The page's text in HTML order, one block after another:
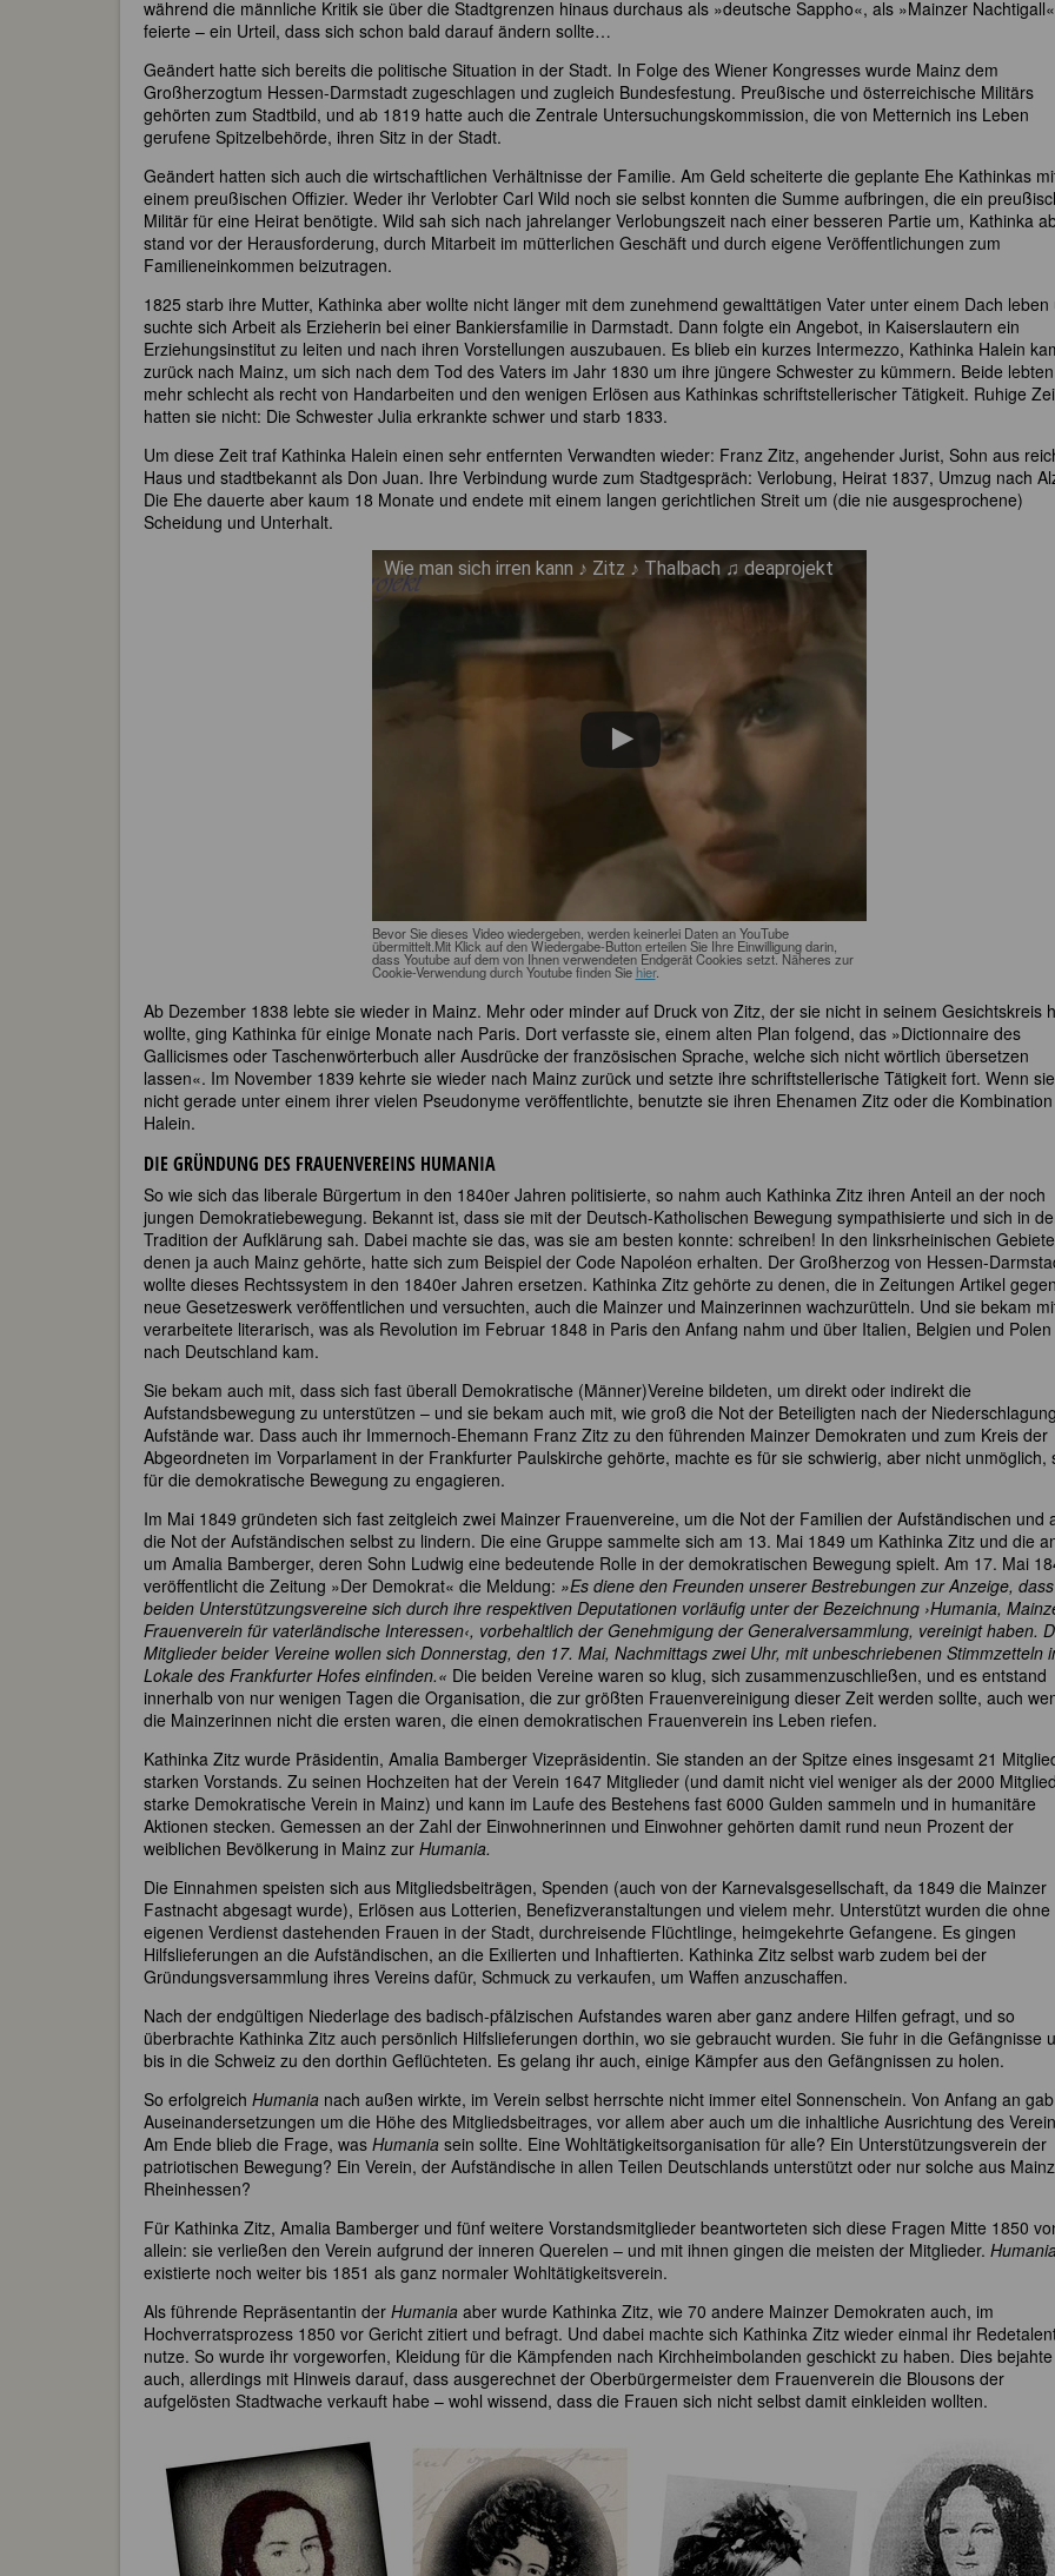
während die männliche Kritik sie über die Stadtgrenzen hinaus durchaus als »deutsche Sappho«, als »Mainzer
feierte – ein Urteil, dass sich schon bald darauf ändern sollte…
Geändert hatte sich bereits die politische Situation in der Stadt. In Folge des Wiener Kongresses wurde Mainz dem
Großherzogtum Hessen-Darmstadt zugeschlagen und zugleich Bundesfestung. Preußische und österreichische Militärs
gehörten zum Stadtbild, und ab 1819 hatte auch die Zentrale Untersuchungskommission, die von Metternich ins Leben
gerufene Spitzelbehörde, ihren Sitz in der Stadt.
Geändert hatten sich auch die wirtschaftlichen Verhältnisse der Familie. Am Geld scheiterte die geplante Ehe Kathinkas
einem preußischen Offizier. Weder ihr Verlobter Carl Wild noch sie selbst konnten die Summe aufbringen, die ein
Militär für eine Heirat benötigte. Wild sah sich nach jahrelanger Verlobungszeit nach einer besseren Partie um, Kathinka
stand vor der Herausforderung, durch Mitarbeit im mütterlichen Geschäft und durch eigene Veröffentlichungen zum
Familieneinkommen beizutragen.
1825 starb ihre Mutter, Kathinka aber wollte nicht länger mit dem zunehmend gewalttätigen Vater unter einem Dach leben
suchte sich Arbeit als Erzieherin bei einer Bankiersfamilie in Darmstadt. Dann folgte ein Angebot, in Kaiserslautern ein
Erziehungsinstitut zu leiten und nach ihren Vorstellungen auszubauen. Es blieb ein kurzes Intermezzo, Kathinka Halein
zurück nach Mainz, um sich nach dem Tod des Vaters im Jahr 1830 um ihre jüngere Schwester zu kümmern. Beide lebten
mehr schlecht als recht von Handarbeiten und den wenigen Erlösen aus Kathinkas schriftstellerischer Tätigkeit. Ruhige
hatten sie nicht: Die Schwester Julia erkrankte schwer und starb 1833.
Um diese Zeit traf Kathinka Halein einen sehr entfernten Verwandten wieder: Franz Zitz, angehender Jurist, Sohn aus
Haus und stadtbekannt als Don Juan. Ihre Verbindung wurde zum Stadtgespräch: Verlobung, Heirat 1837, Umzug nach
Die Ehe dauerte aber kaum 18 Monate und endete mit einem langen gerichtlichen Streit um (die nie ausgesprochene)
Scheidung und Unterhalt.
Wie man sich irren kann ♪ Zitz ♪ Thalbach ♫ deaprojekt
Bevor Sie dieses Video wiedergeben, werden keinerlei Daten an YouTube
übermittelt.Mit Klick auf den Wiedergabe-Button erteilen Sie Ihre Einwilligung darin,
dass Youtube auf dem von Ihnen verwendeten Endgerät Cookies setzt. Näheres zur
Cookie-Verwendung durch Youtube finden Siehier.
Ab Dezember 1838 lebte sie wieder in Mainz. Mehr oder minder auf Druck von Zitz, der sie nicht in seinem Gesichtskreis
wollte, ging Kathinka für einige Monate nach Paris. Dort verfasste sie, einem alten Plan folgend, das »Dictionnaire des
Gallicismes oder Taschenwörterbuch aller Ausdrücke der französischen Sprache, welche sich nicht wörtlich übersetzen
lassen«. Im November 1839 kehrte sie wieder nach Mainz zurück und setzte ihre schriftstellerische Tätigkeit fort. Wenn sie
nicht gerade unter einem ihrer vielen Pseudonyme veröffentlichte, benutzte sie ihren Ehenamen Zitz oder die
Halein.
DIE GRÜNDUNG DES FRAUENVEREINS HUMANIA
So wie sich das liberale Bürgertum in den 1840er Jahren politisierte, so nahm auch Kathinka Zitz ihren Anteil an der noch
jungen Demokratiebewegung. Bekannt ist, dass sie mit der Deutsch-Katholischen Bewegung sympathisierte und sich in
Tradition der Aufklärung sah. Dabei machte sie das, was sie am besten konnte: schreiben! In den linksrheinischen
denen ja auch Mainz gehörte, hatte sich zum Beispiel der Code Napoléon erhalten. Der Großherzog von Hessen-
wollte dieses Rechtssystem in den 1840er Jahren ersetzen. Kathinka Zitz gehörte zu denen, die in Zeitungen Artikel
neue Gesetzeswerk veröffentlichen und versuchten, auch die Mainzer und Mainzerinnen wachzurütteln. Und sie bekam
verarbeitete literarisch, was als Revolution im Februar 1848 in Paris den Anfang nahm und über Italien, Belgien und
nach Deutschland kam.
Sie bekam auch mit, dass sich fast überall Demokratische (Männer)Vereine bildeten, um direkt oder indirekt die
Aufstandsbewegung zu unterstützen – und sie bekam auch mit, wie groß die Not der Beteiligten nach der
Aufstände war. Dass auch ihr Immernoch-Ehemann Franz Zitz zu den führenden Mainzer Demokraten und zum Kreis der
Abgeordneten im Vorparlament in der Frankfurter Paulskirche gehörte, machte es für sie schwierig, aber nicht unmöglich,
für die demokratische Bewegung zu engagieren.
Im Mai 1849 gründeten sich fast zeitgleich zwei Mainzer Frauenvereine, um die Not der Familien der Aufständischen und
die Not der Aufständischen selbst zu lindern. Die eine Gruppe sammelte sich am 13. Mai 1849 um Kathinka Zitz und die
um Amalia Bamberger, deren Sohn Ludwig eine bedeutende Rolle in der demokratischen Bewegung spielt. Am 17. Mai
veröffentlicht die Zeitung »Der Demokrat« die Meldung: »Es diene den Freunden unserer Bestrebungen zur Anzeige,
beiden Unterstützungsvereine sich durch ihre respektiven Deputationen vorläufig unter der Bezeichnung ›Humania,
Frauenverein für vaterländische Interessen‹, vorbehaltlich der Genehmigung der Generalversammlung, vereinigt haben.
Mitglieder beider Vereine wollen sich Donnerstag, den 17. Mai, Nachmittags zwei Uhr, mit unbeschriebenen Stimmzetteln
Lokale des Frankfurter Hofes einfinden.« Die beiden Vereine waren so klug, sich zusammenzuschließen, und es entstand
innerhalb von nur wenigen Tagen die Organisation, die zur größten Frauenvereinigung dieser Zeit werden sollte, auch
die Mainzerinnen nicht die ersten waren, die einen demokratischen Frauenverein ins Leben riefen.
Kathinka Zitz wurde Präsidentin, Amalia Bamberger Vizepräsidentin. Sie standen an der Spitze eines insgesamt 21
starken Vorstands. Zu seinen Hochzeiten hat der Verein 1647 Mitglieder (und damit nicht viel weniger als der 2000
starke Demokratische Verein in Mainz) und kann im Laufe des Bestehens fast 6000 Gulden sammeln und in humanitäre
Aktionen stecken. Gemessen an der Zahl der Einwohnerinnen und Einwohner gehörten damit rund neun Prozent der
weiblichen Bevölkerung in Mainz zur Humania.
Die Einnahmen speisten sich aus Mitgliedsbeiträgen, Spenden (auch von der Karnevalsgesellschaft, da 1849 die Mainzer
Fastnacht abgesagt wurde), Erlösen aus Lotterien, Benefizveranstaltungen und vielem mehr. Unterstützt wurden die ohne
eigenen Verdienst dastehenden Frauen in der Stadt, durchreisende Flüchtlinge, heimgekehrte Gefangene. Es gingen
Hilfslieferungen an die Aufständischen, an die Exilierten und Inhaftierten. Kathinka Zitz selbst warb zudem bei der
Gründungsversammlung ihres Vereins dafür, Schmuck zu verkaufen, um Waffen anzuschaffen.
Nach der endgültigen Niederlage des badisch-pfälzischen Aufstandes waren aber ganz andere Hilfen gefragt, und so
überbrachte Kathinka Zitz auch persönlich Hilfslieferungen dorthin, wo sie gebraucht wurden. Sie fuhr in die Gefängnisse
bis in die Schweiz zu den dorthin Geflüchteten. Es gelang ihr auch, einige Kämpfer aus den Gefängnissen zu holen.
So erfolgreich Humania nach außen wirkte, im Verein selbst herrschte nicht immer eitel Sonnenschein. Von Anfang an
Auseinandersetzungen um die Höhe des Mitgliedsbeitrages, vor allem aber auch um die inhaltliche Ausrichtung des
Am Ende blieb die Frage, was Humania sein sollte. Eine Wohltätigkeitsorganisation für alle? Ein Unterstützungsverein der
patriotischen Bewegung? Ein Verein, der Aufständische in allen Teilen Deutschlands unterstützt oder nur solche aus
Rheinhessen?
Für Kathinka Zitz, Amalia Bamberger und fünf weitere Vorstandsmitglieder beantworteten sich diese Fragen Mitte 1850
allein: sie verließen den Verein aufgrund der inneren Querelen – und mit ihnen gingen die meisten der Mitglieder.
existierte noch weiter bis 1851 als ganz normaler Wohltätigkeitsverein.
Als führende Repräsentantin der Humania aber wurde Kathinka Zitz, wie 70 andere Mainzer Demokraten auch, im
Hochverratsprozess 1850 vor Gericht zitiert und befragt. Und dabei machte sich Kathinka Zitz wieder einmal ihr
nutze. So wurde ihr vorgeworfen, Kleidung für die Kämpfenden nach Kirchheimbolanden geschickt zu haben. Dies
auch, allerdings mit Hinweis darauf, dass ausgerechnet der Oberbürgermeister dem Frauenverein die Blousons der
aufgelösten Stadtwache verkauft habe – wohl wissend, dass die Frauen sich nicht selbst damit einkleiden wollten.